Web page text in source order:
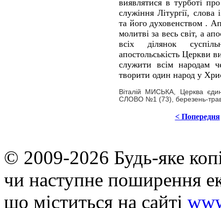
виявлятися в турботі
служіння Літургії,
та його духовенством .
молитві за весь світ, а
всіх ділянок
апостольськість Церкви
служити всім народам
творити один народ у
Віталій МИСЬКА, Церква
СЛОВО №1 (73), березень-
< Попередня
© 2009-2026 Будь-яке
чи наступне поширення
що мiститься на сайті